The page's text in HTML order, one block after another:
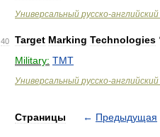
Универсальный русско-английский
40 Target Marking Technologies
Military: TMT
Универсальный русско-английский
Страницы ← Предыдущая